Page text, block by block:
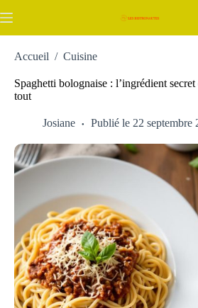
au
Accueil / Cuisine
Spaghetti bolognaise : l’ingrédient
tout
Josiane Publié le 22 septembre